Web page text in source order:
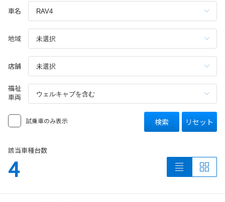
車名
地域
店舗
福祉
車両
試乗車のみ表示 検索 リセット
該当車種台数
4